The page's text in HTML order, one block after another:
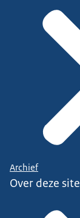
Archief
Over deze site